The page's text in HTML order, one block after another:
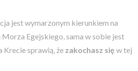
jest wymarzonym kierunkiem na
Egejskiego, sama w sobie jest
Krecie sprawią, że zakochasz się w tej